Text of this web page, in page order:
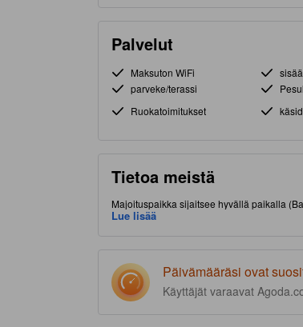
Palvelut
Maksuton WiFi
parveke/terassi
Ruokatoimitukset
Tietoa meistä
Majoituspaikka sijaitsee hyvällä paikalla
Lue lisää
Päivämääräsi ovat
Käyttäjät varaavat